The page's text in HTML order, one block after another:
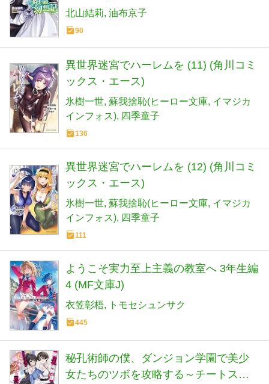
北山結莉 油布京子
90
異世界迷宮でハーレムを (11) (角川コミ
ックス・エース)
氷樹一世 蘇我捨恥(ヒーロー文庫 イマジカ
インフォス)
四季童子
136
異世界迷宮でハーレムを (12) (角川コミ
ックス・エース)
氷樹一世 蘇我捨恥(ヒーロー文庫 イマジカ
インフォス)
四季童子
111
ようこそ実力至上主義の教室へ 3年生編
4 (MF文庫J)
衣笠彰梧 トモセシュンサク
445
秘孔術師の僕、ダンジョン学園で美少
女たちのツボを攻略する～チートスキ